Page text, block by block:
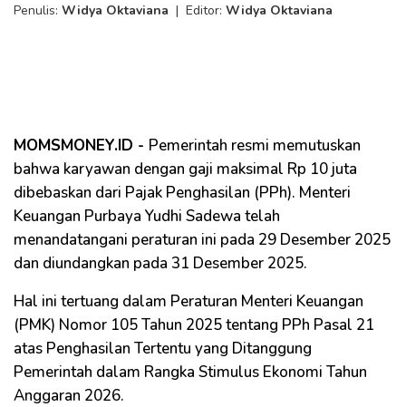
Penulis: Widya Oktaviana | Editor: Widya Oktaviana
MOMSMONEY.ID - Pemerintah resmi memutuskan
bahwa karyawan dengan gaji maksimal Rp 10 juta
dibebaskan dari Pajak Penghasilan (PPh). Menteri
Keuangan Purbaya Yudhi Sadewa telah
menandatangani peraturan ini pada 29 Desember 2025
dan diundangkan pada 31 Desember 2025.
Hal ini tertuang dalam Peraturan Menteri Keuangan
(PMK) Nomor 105 Tahun 2025 tentang PPh Pasal 21
atas Penghasilan Tertentu yang Ditanggung
Pemerintah dalam Rangka Stimulus Ekonomi Tahun
Anggaran 2026.